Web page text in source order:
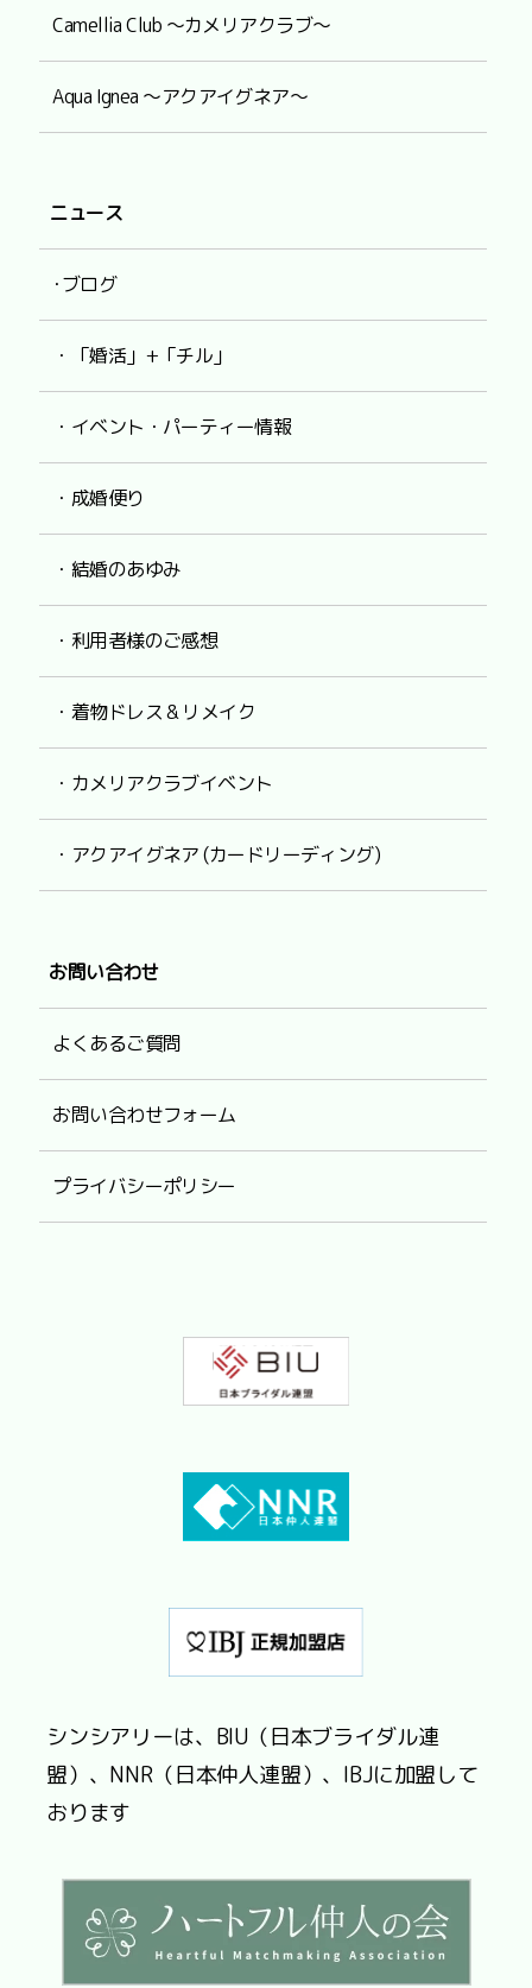
Camellia Club ～カメリアクラブ～
Aqua Ignea ～アクアイグネア～
ニュース
･ブログ
・「婚活」+「チル」
・イベント・パーティー情報
・成婚便り
・結婚のあゆみ
・利用者様のご感想
・着物ドレス & リメイク
・カメリアクラブイベント
・アクアイグネア (カードリーディング)
お問い合わせ
よくあるご質問
お問い合わせフォーム
プライバシーポリシー
シンシアリーは、BIU（日本ブライダル連
盟）、NNR（日本仲人連盟）、IBJに加盟して
おります